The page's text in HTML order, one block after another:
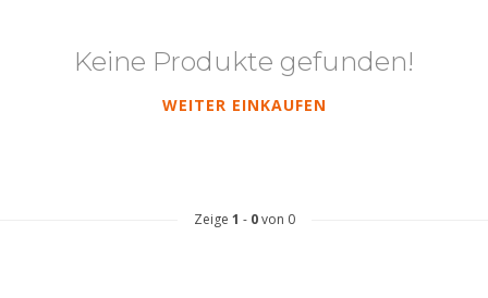
Keine Produkte gefunden!
WEITER EINKAUFEN
Zeige 1 - 0von 0